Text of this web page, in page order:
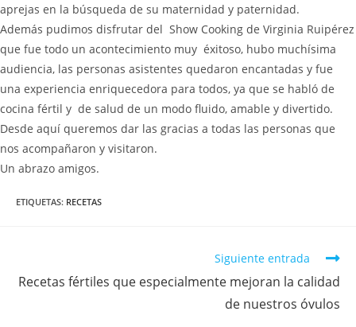
aprejas en la búsqueda de su maternidad y paternidad.
Además pudimos disfrutar del Show Cooking de Virginia Ruipérez
que fue todo un acontecimiento muy éxitoso, hubo muchísima
audiencia, las personas asistentes quedaron encantadas y fue
una experiencia enriquecedora para todos, ya que se habló de
cocina fértil y de salud de un modo fluido, amable y divertido.
Desde aquí queremos dar las gracias a todas las personas que
nos acompañaron y visitaron.
Un abrazo amigos.
ETIQUETAS: RECETAS
Siguiente entrada
Recetas fértiles que especialmente mejoran la calidad
de nuestros óvulos